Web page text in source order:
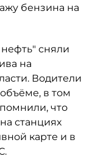
бензина на
сняли
на
Водители
в том
что
станциях
карте и в